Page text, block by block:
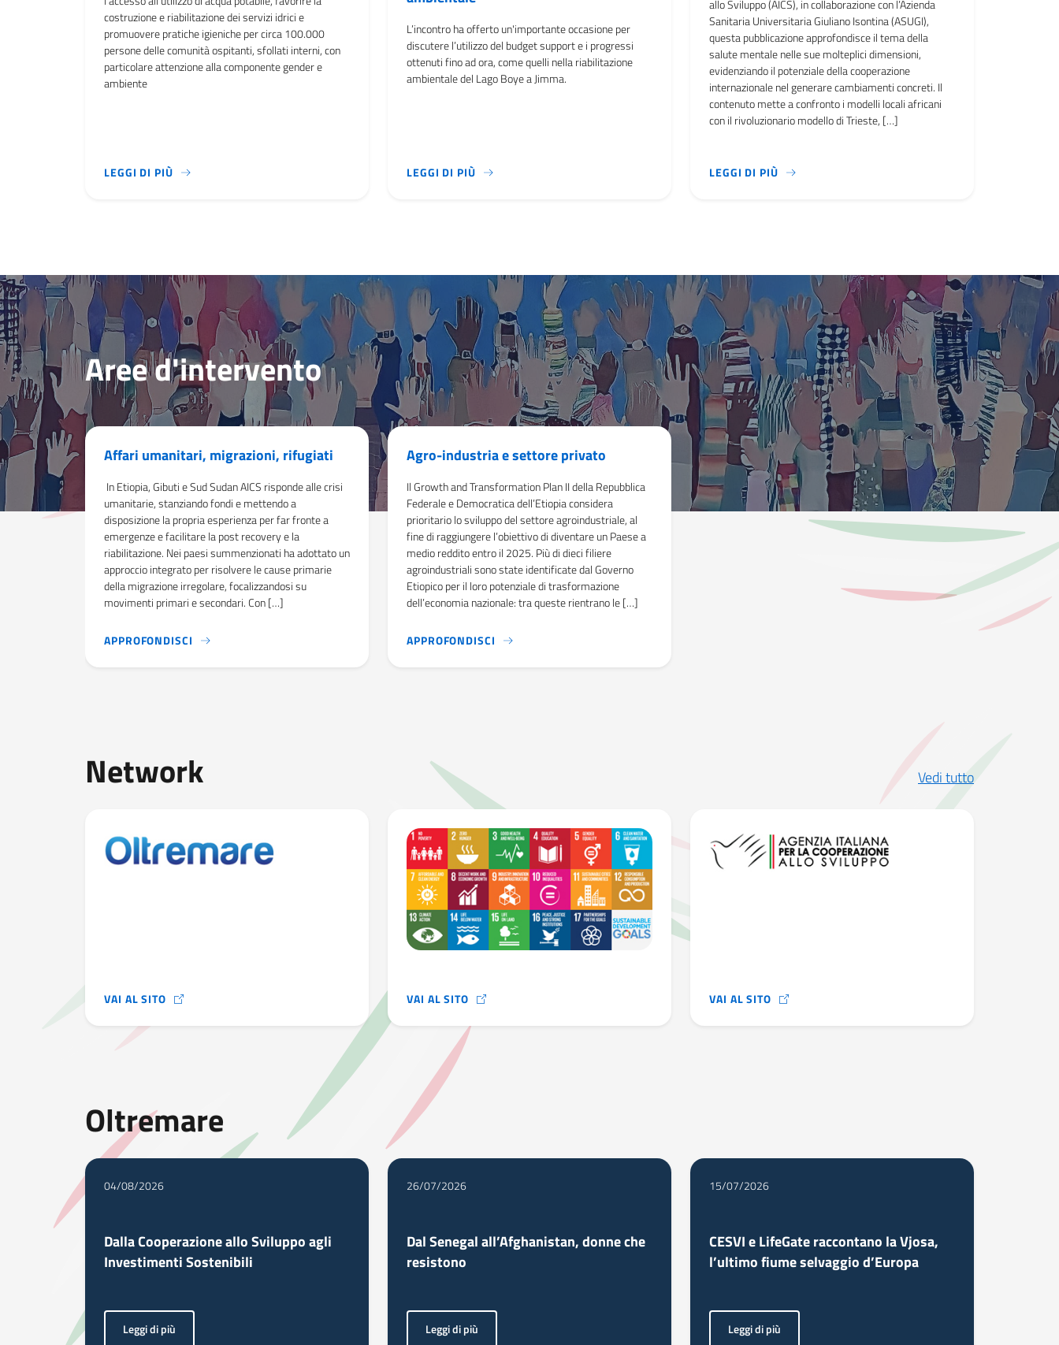
costruzione e riabilitazione dei servizi idrici e
promuovere pratiche igieniche per circa 100.000
persone delle comunità ospitanti, sfollati interni, con
particolare attenzione alla componente gender e
ambiente
LEGGI DI PIÙIL PROGETTO, DELLA DURATA DI 36 MESI E UN FINANZIAMENTO COMPLESSIVO DI 6,55 MILIONI DI EURO, VUOLE MIGLIORARE L'ACCESSO ALL'UTILIZZO DI
L’incontro ha offerto un'importante occasione per
discutere l’utilizzo del budget support e i progressi
ottenuti fino ad ora, come quelli nella riabilitazione
ambientale del Lago Boye a Jimma.
LEGGI DI PIÙL’INCONTRO HA OFFERTO UN'IMPORTANTE OCCASIONE PER DISCUTERE L’UTILIZZO DEL BUDGET
allo Sviluppo (AICS), in collaborazione con l’Azienda
Sanitaria Universitaria Giuliano Isontina (ASUGI),
questa pubblicazione approfondisce il tema della
salute mentale nelle sue molteplici dimensioni,
evidenziando il potenziale della cooperazione
internazionale nel generare cambiamenti concreti. Il
contenuto mette a confronto i modelli locali africani
con il rivoluzionario modello di Trieste, […]
LEGGI DI PIÙPROMOSSA DALL’AGENZIA ITALIANA PER LA
Aree d'intervento
APPROFONDISCI IN ETIOPIA, GIBUTI E SUD SUDAN AICS RISPONDE ALLE CRISI UMANITARIE, STANZIANDO FONDI E METTENDO A DISPOSIZIONE LA PROPRIA ESPERIENZA
Affari umanitari, migrazioni, rifugiati
In Etiopia, Gibuti e Sud Sudan AICS risponde alle crisi
umanitarie, stanziando fondi e mettendo a
disposizione la propria esperienza per far fronte a
emergenze e facilitare la post recovery e la
riabilitazione. Nei paesi summenzionati ha adottato un
approccio integrato per risolvere le cause primarie
della migrazione irregolare, focalizzandosi su
movimenti primari e secondari. Con […]
APPROFONDISCI IL GROWTH AND TRANSFORMATION PLAN II DELLA REPUBBLICA FEDERALE E DEMOCRATICA
Agro-industria e settore privato
Il Growth and Transformation Plan II della Repubblica
Federale e Democratica dell’Etiopia considera
prioritario lo sviluppo del settore agroindustriale, al
fine di raggiungere l’obiettivo di diventare un Paese a
medio reddito entro il 2025. Più di dieci filiere
agroindustriali sono state identificate dal Governo
Etiopico per il loro potenziale di trasformazione
dell’economia nazionale: tra queste rientrano le […]
Network Vedi tutto
VAI AL SITO VAI AL SITO VAI AL SITO
Oltremare
04/08/2026
Dalla Cooperazione allo Sviluppo agli
Investimenti Sostenibili
Leggi di più
26/07/2026
Dal Senegal all’Afghanistan, donne che
resistono
Leggi di più
15/07/2026
CESVI e LifeGate raccontano la Vjosa,
l’ultimo fiume selvaggio d’Europa
Leggi di più